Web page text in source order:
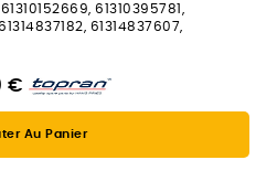
61310152669, 61310395781,
61314837607,
€
Au Panier